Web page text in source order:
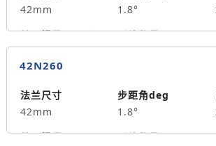
42mm
1.8°
转子惯量g.cm²
4
引线数量
48
70
42N260
法兰尺寸
42mm
步距角deg
1.8°
转子惯量g.cm²
引线数量